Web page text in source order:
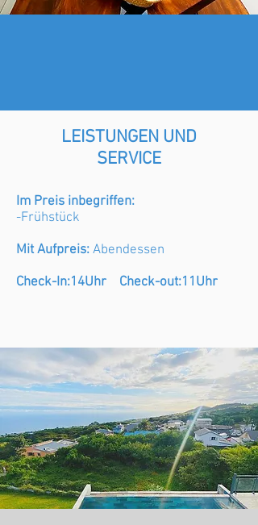
LEISTUNGEN UND
SERVICE
Im Preis inbegriffen:
-Frühstück
Mit Aufpreis: Abendessen
Check-In:14Uhr Check-out:11Uhr